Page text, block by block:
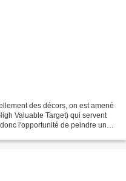
des décors, on est amené
Valuable Target) qui servent
l'opportunité de peindre une